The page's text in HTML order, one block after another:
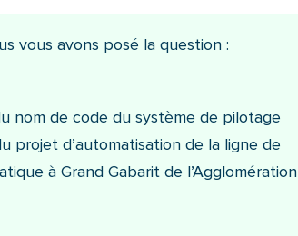
vous avons posé la question :
nom de code du système de pilotage
projet d’automatisation de la ligne de
à Grand Gabarit de l’Agglomération